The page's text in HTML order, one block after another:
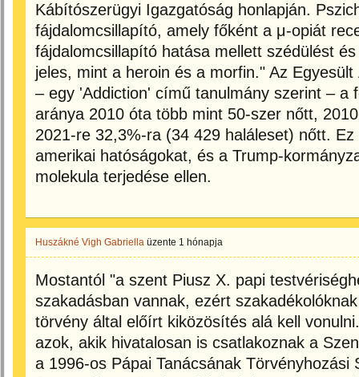
Kábítószerügyi Igazgatóság honlapján.
fájdalomcsillapító, amely főként a μ-opiát
fájdalomcsillapító hatása mellett szédülést
jeles, mint a heroin és a morfin." Az
– egy 'Addiction' című tanulmány szerint – a
aránya 2010 óta több mint 50-szer nőtt,
2021-re 32,3%-ra (34 429 haláleset) nőtt.
amerikai hatóságokat, és a Trump-
molekula terjedése ellen.
Huszákné Vigh Gabriella üzente 1 hónapja
Mostantól "a szent Piusz X. papi
szakadásban vannak, ezért
törvény által előírt kiközösítés alá kell
azok, akik hivatalosan is csatlakoznak a
a 1996-os Pápai Tanácsának Törvényhozási